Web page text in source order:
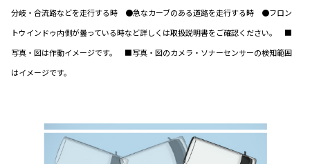
分岐・合流路などを走行する時 ●急なカーブのある道路を走行する時 ●フロン
トウインドゥ内側が曇っている時など詳しくは取扱説明書をご確認ください。 ■
写真・図は作動イメージです。 ■写真・図のカメラ・ソナーセンサーの検知範囲
はイメージです。